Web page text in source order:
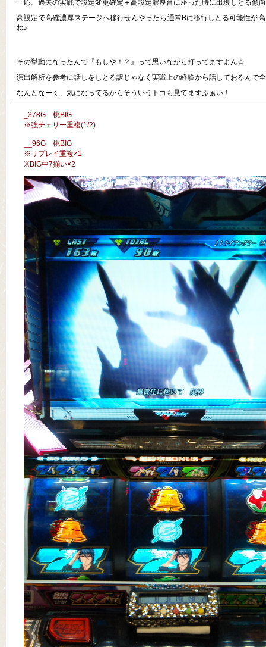
一応、過去の実戦で設定変更確定＋高設定濃厚台に座った時に出現しとる傾
高設定で高確濃厚ステージへ移行せんやったら通常Bに移行しとる可能性が
ね♪
その挙動になったんで『もしや！？』って思いながら打ってますよん☆
演出解析を参考に話しをしとる訳じゃなく実戦上の経験から話しておるんで
なんとなーく、気になってるからそういうトコも見てますぶぁい！
_378G 桃BIG
※強チェリー重複(1/2)
__96G 桃BIG
※リプレイ重複×1
※BIG中7揃い×2